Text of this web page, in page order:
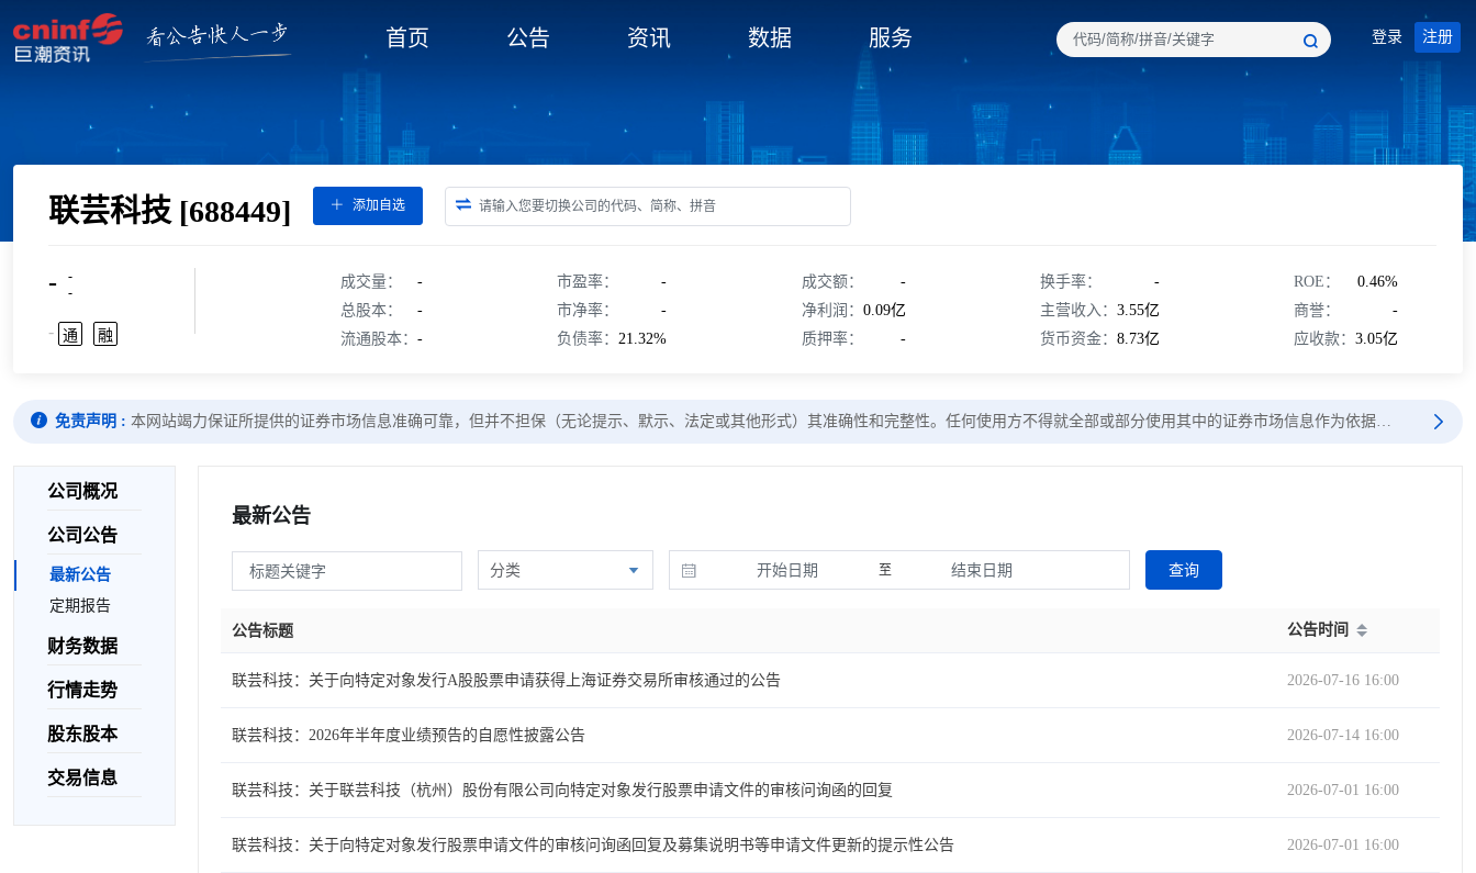
首页 公告 资讯 数据 服务 登录 注册
联芸科技 [688449] 添加自选
-
-
-
- 通 融
成交量：
-
总股本：
-
流通股本：-
市盈率：
-
市净率：
-
负债率：21.32%
成交额：
-
净利润： 0.09亿
质押率：
-
换手率：
-
主营收入： 3.55亿
货币资金： 8.73亿
ROE：
0.46%
商誉：
-
应收款： 3.05亿
免责声明 : 本网站竭力保证所提供的证券市场信息准确可靠，但并不担保（无论提示、默示、法定或其他形式）其准确性和完整性。任何使用方不得就全部或部分使用其中的证券市场信息作为依据…
公司概况
公司公告
最新公告
定期报告
财务数据
行情走势
股东股本
交易信息
最新公告
分类 至 查询
公告标题 公告时间
联芸科技：关于向特定对象发行A股股票申请获得上海证券交易所审核通过的公告 2026-07-16 16:00
联芸科技：2026年半年度业绩预告的自愿性披露公告 2026-07-14 16:00
联芸科技：关于联芸科技（杭州）股份有限公司向特定对象发行股票申请文件的审核问询函的回复 2026-07-01 16:00
联芸科技：关于向特定对象发行股票申请文件的审核问询函回复及募集说明书等申请文件更新的提示性公告 2026-07-01 16:00